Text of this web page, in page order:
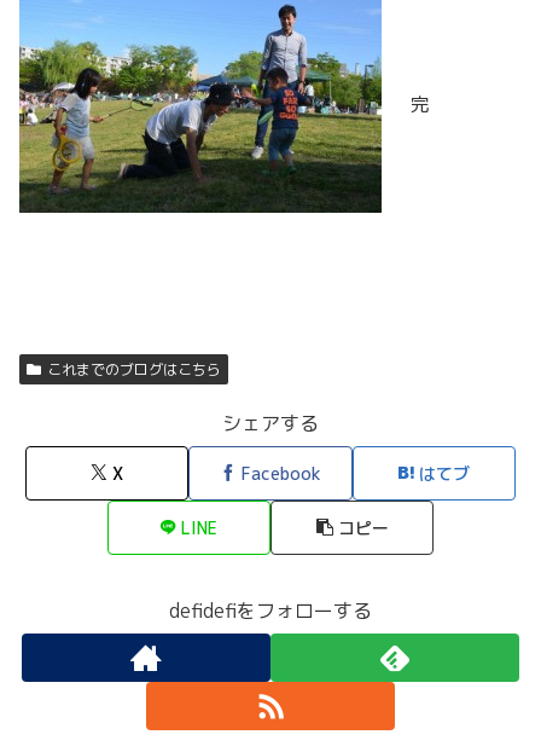
完
これまでのブログはこちら
シェアする
X Facebook はてブ
LINE コピー
defidefiをフォローする